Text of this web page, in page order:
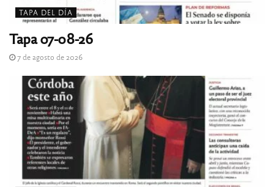
TAPA DEL DÍA
Tapa 07-08-26
7 de agosto de 2026